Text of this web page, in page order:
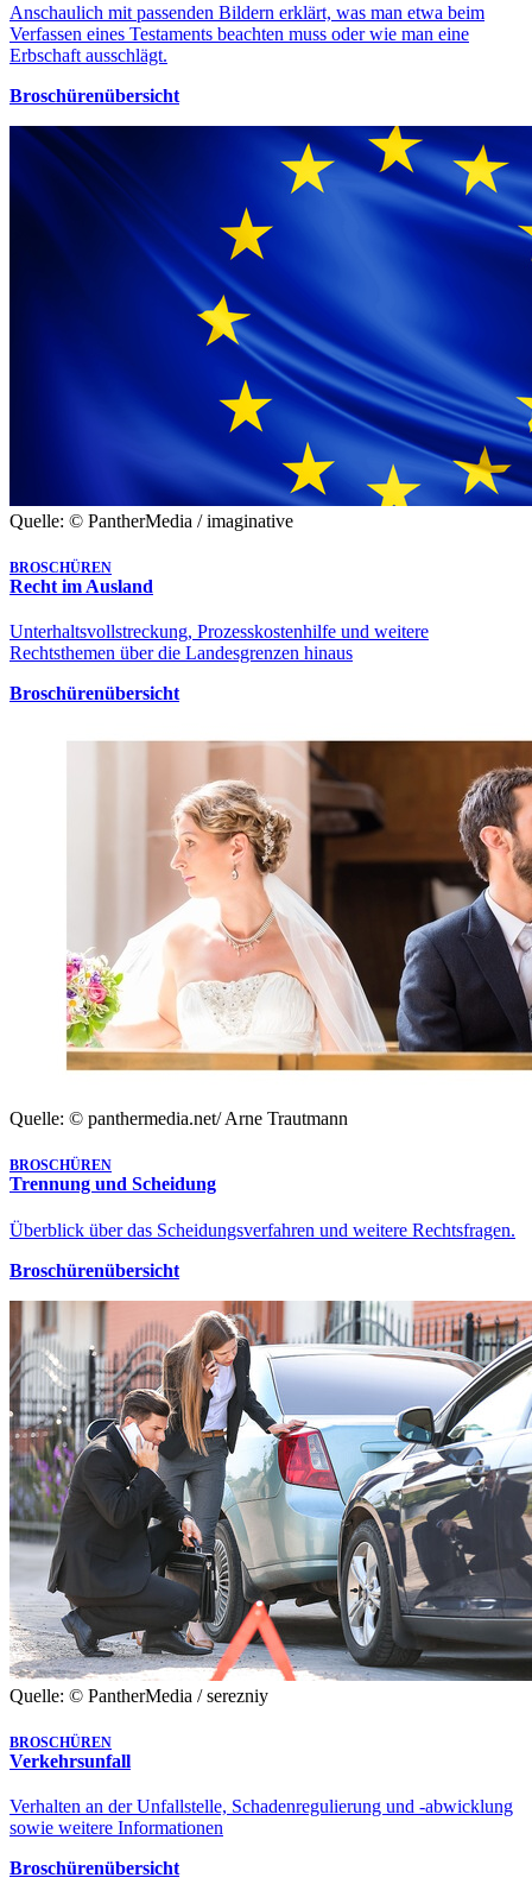
Anschaulich mit passenden Bildern erklärt, was man etwa beim
Verfassen eines Testaments beachten muss oder wie man eine
Erbschaft ausschlägt.
Broschürenübersicht
Quelle: © PantherMedia / imaginative
BROSCHÜREN
Recht im Ausland
Unterhaltsvollstreckung, Prozesskostenhilfe und weitere
Rechtsthemen über die Landesgrenzen hinaus
Broschürenübersicht
Quelle: © panthermedia.net/ Arne Trautmann
BROSCHÜREN
Trennung und Scheidung
Überblick über das Scheidungsverfahren und weitere Rechtsfragen.
Broschürenübersicht
Quelle: © PantherMedia / serezniy
BROSCHÜREN
Verkehrsunfall
Verhalten an der Unfallstelle, Schadenregulierung und -abwicklung
sowie weitere Informationen
Broschürenübersicht